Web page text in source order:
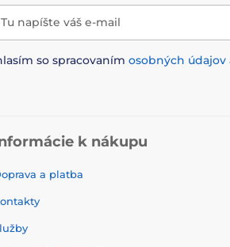
Tu napíšte váš e-mail
so spracovaním osobných údajov
k nákupu
a platba